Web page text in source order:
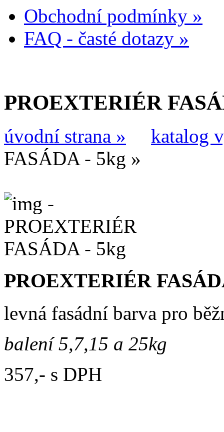
Obchodní podmínky »
FAQ - časté dotazy »
PROEXTERIÉR
úvodní strana »
katalog
FASÁDA - 5kg »
PROEXTERIÉR
levná fasádní barva pro
balení 5,7,15 a 25kg
357,- s DPH